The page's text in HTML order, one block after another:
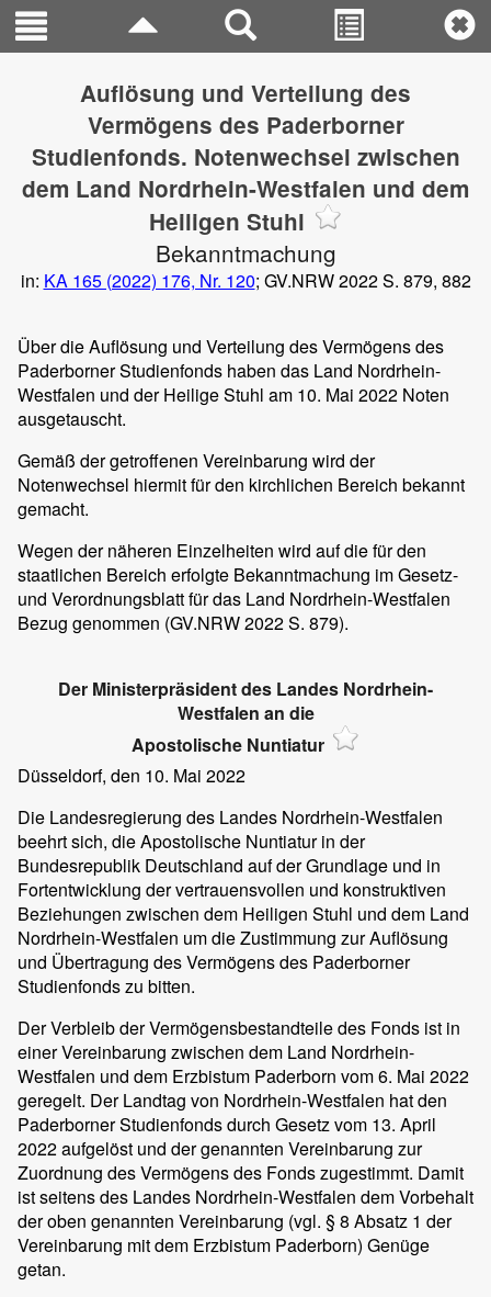
Auflösung und Verteilung des
Vermögens des Paderborner
Studienfonds. Notenwechsel zwischen
dem Land Nordrhein-Westfalen und dem
Heiligen Stuhl
Bekanntmachung
in: KA 165 (2022) 176, Nr. 120; GV.NRW 2022 S. 879, 882
Über die Auflösung und Verteilung des Vermögens des
Paderborner Studienfonds haben das Land Nordrhein-
Westfalen und der Heilige Stuhl am 10. Mai 2022 Noten
ausgetauscht.
Gemäß der getroffenen Vereinbarung wird der
Notenwechsel hiermit für den kirchlichen Bereich bekannt
gemacht.
Wegen der näheren Einzelheiten wird auf die für den
staatlichen Bereich erfolgte Bekanntmachung im Gesetz-
und Verordnungsblatt für das Land Nordrhein-Westfalen
Bezug genommen (GV.NRW 2022 S. 879).
Der Ministerpräsident des Landes Nordrhein-
Westfalen an die
Apostolische Nuntiatur
Düsseldorf, den 10. Mai 2022
Die Landesregierung des Landes Nordrhein-Westfalen
beehrt sich, die Apostolische Nuntiatur in der
Bundesrepublik Deutschland auf der Grundlage und in
Fortentwicklung der vertrauensvollen und konstruktiven
Beziehungen zwischen dem Heiligen Stuhl und dem Land
Nordrhein-Westfalen um die Zustimmung zur Auflösung
und Übertragung des Vermögens des Paderborner
Studienfonds zu bitten.
Der Verbleib der Vermögensbestandteile des Fonds ist in
einer Vereinbarung zwischen dem Land Nordrhein-
Westfalen und dem Erzbistum Paderborn vom 6. Mai 2022
geregelt. Der Landtag von Nordrhein-Westfalen hat den
Paderborner Studienfonds durch Gesetz vom 13. April
2022 aufgelöst und der genannten Vereinbarung zur
Zuordnung des Vermögens des Fonds zugestimmt. Damit
ist seitens des Landes Nordrhein-Westfalen dem Vorbehalt
der oben genannten Vereinbarung (vgl. § 8 Absatz 1 der
Vereinbarung mit dem Erzbistum Paderborn) Genüge
getan.